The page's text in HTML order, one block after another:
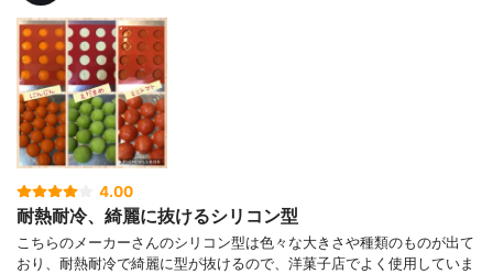
4.00
耐熱耐冷、綺麗に抜けるシリコン型
こちらのメーカーさんのシリコン型は色々な大きさや種類のものが出て
おり、耐熱耐冷で綺麗に型が抜けるので、洋菓子店でよく使用していま